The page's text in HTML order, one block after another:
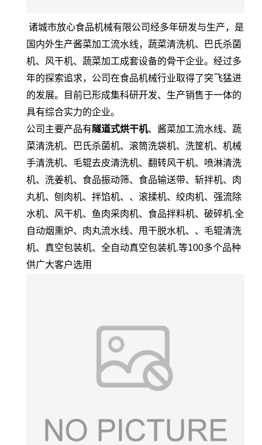
诸城市放心食品机械有限公司经多年研发与生产，是
国内外生产酱菜加工流水线，蔬菜清洗机、巴氏杀菌
机、风干机、蔬菜加工成套设备的骨干企业。经过多
年的探索追求，公司在食品机械行业取得了突飞猛进
的发展。目前已形成集科研开发、生产销售于一体的
具有综合实力的企业。
公司主要产品有隧道式烘干机、酱菜加工流水线、蔬
菜清洗机、巴氏杀菌机、滚筒洗袋机、洗筐机、机械
手清洗机、毛辊去皮清洗机、翻转风干机、喷淋清洗
机、洗姜机、食品振动筛、食品输送带、斩拌机、肉
丸机、刨肉机、拌馅机、、滚揉机、绞肉机、强流除
水机、风干机、鱼肉采肉机、食品拌料机、破碎机.全
自动烟熏炉、肉丸流水线、甩干脱水机、、毛辊清洗
机、真空包装机、全自动真空包装机.等100多个品种
供广大客户选用